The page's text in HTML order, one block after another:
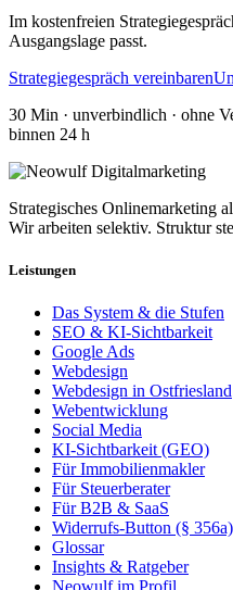
Im kostenfreien
Ausgangslage passt.
Strategiegespräch vereinbaren
30 Min · unverbindlich · ohne
binnen 24 h
Strategisches Onlinemarketing
Wir arbeiten selektiv. Struktur
Leistungen
Das System & die Stufen
SEO & KI-Sichtbarkeit
Google Ads
Webdesign
Webdesign in Ostfriesland
Webentwicklung
Social Media
KI-Sichtbarkeit (GEO)
Für Immobilienmakler
Für Steuerberater
Für B2B & SaaS
Widerrufs-Button (§ 356a)
Glossar
Insights & Ratgeber
Neowulf im Profil